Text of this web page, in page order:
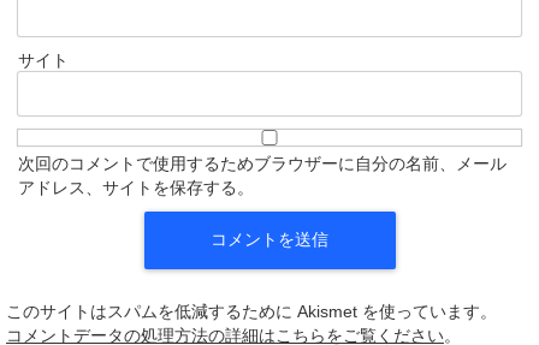
サイト
次回のコメントで使用するためブラウザーに自分の名前、メール
アドレス、サイトを保存する。
このサイトはスパムを低減するために Akismet を使っています。
コメントデータの処理方法の詳細はこちらをご覧ください。